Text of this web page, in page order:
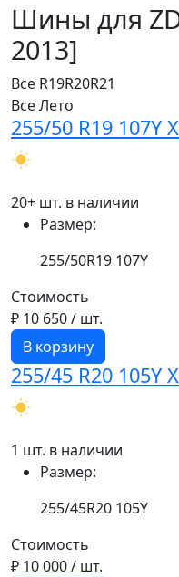
Шины для
2013]
Все R19R20R21
ВсеЛето
255/50 R19 107Y
20+ шт. в наличии
Размер:
255/50R19 107Y
Стоимость
₽ 10 650/ шт.
В корзину
255/45 R20 105Y
1 шт. в наличии
Размер:
255/45R20 105Y
Стоимость
₽ 10 000/ шт.